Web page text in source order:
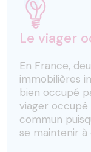
Le viager
En France,
immobilières
bien occupé
viager
commun
se maintenir à